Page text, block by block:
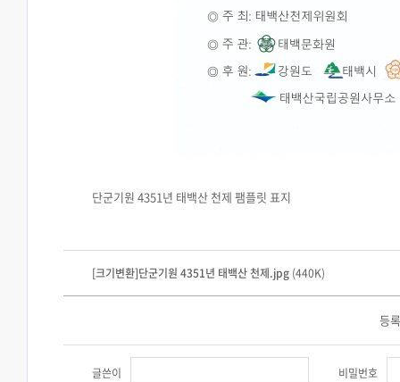
단군기원 4351년 태백산 천제 팸플릿 표지
[크기변환]단군기원 4351년 태백산 천제.jpg (440K)
등
글쓴이 비밀번호